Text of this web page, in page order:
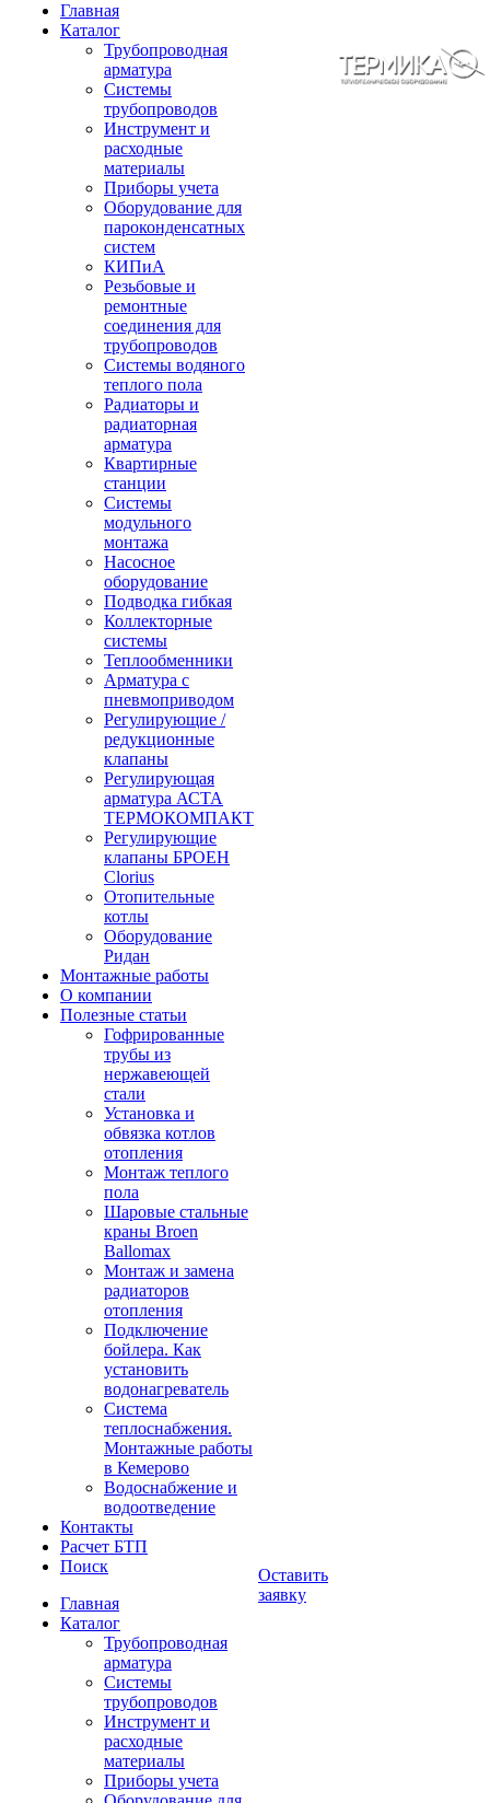
Главная
Каталог
Трубопроводная
арматура
Системы
трубопроводов
Инструмент и
расходные
материалы
Приборы учета
Оборудование для
пароконденсатных
систем
КИПиА
Резьбовые и
ремонтные
соединения для
трубопроводов
Системы водяного
теплого пола
Радиаторы и
радиаторная
арматура
Квартирные
станции
Системы
модульного
монтажа
Насосное
оборудование
Подводка гибкая
Коллекторные
системы
Теплообменники
Арматура с
пневмоприводом
Регулирующие /
редукционные
клапаны
Регулирующая
арматура АСТА
ТЕРМОКОМПАКТ
Регулирующие
клапаны БРОЕН
Clorius
Отопительные
котлы
Оборудование
Ридан
Монтажные работы
О компании
Полезные статьи
Гофрированные
трубы из
нержавеющей
стали
Установка и
обвязка котлов
отопления
Монтаж теплого
пола
Шаровые стальные
краны Broen
Ballomax
Монтаж и замена
радиаторов
отопления
Подключение
бойлера. Как
установить
водонагреватель
Система
теплоснабжения.
Монтажные работы
в Кемерово
Водоснабжение и
водоотведение
Контакты
Расчет БТП
Поиск
Главная
Каталог
Трубопроводная
арматура
Системы
трубопроводов
Инструмент и
расходные
материалы
Приборы учета
Оставить
заявку